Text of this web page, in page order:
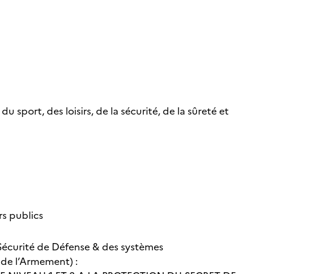
sport, des loisirs, de la sécurité, de la sûreté et
publics
de Défense & des systèmes
l’Armement) :